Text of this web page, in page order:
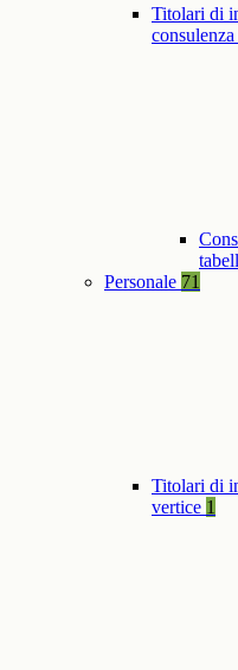
Titolari di
consulenza
Personale 71
Titolari di
vertice 1